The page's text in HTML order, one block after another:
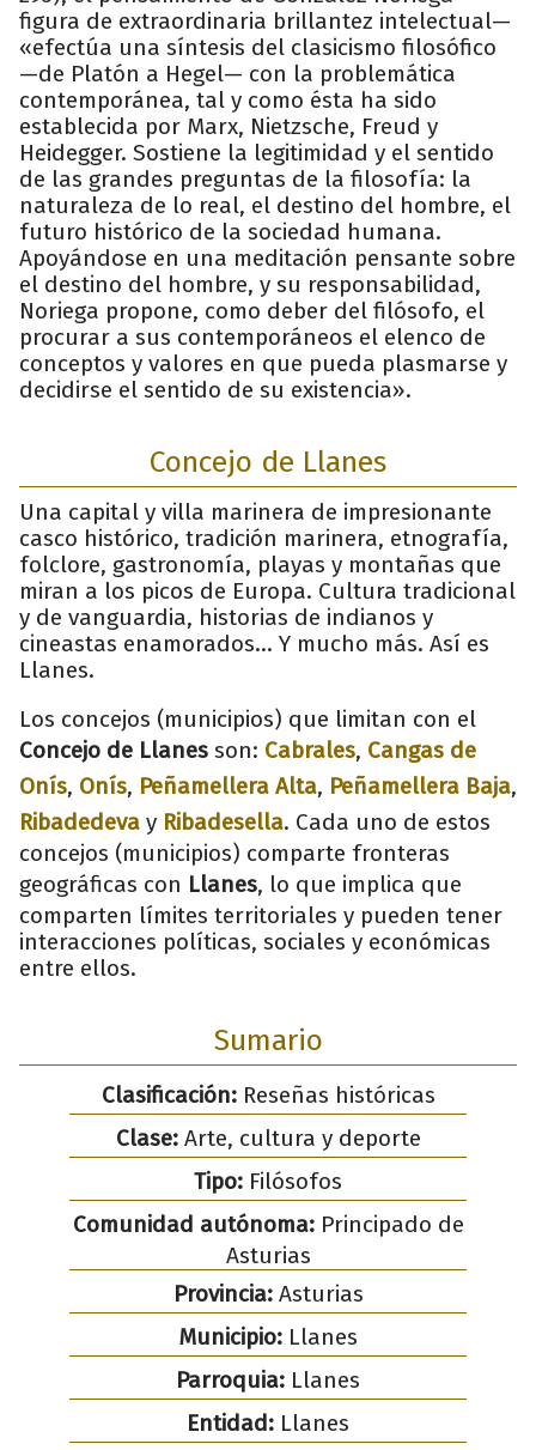
figura de extraordinaria brillantez intelectual—
«efectúa una síntesis del clasicismo filosófico
—de Platón a Hegel— con la problemática
contemporánea, tal y como ésta ha sido
establecida por Marx, Nietzsche, Freud y
Heidegger. Sostiene la legitimidad y el sentido
de las grandes preguntas de la filosofía: la
naturaleza de lo real, el destino del hombre, el
futuro histórico de la sociedad humana.
Apoyándose en una meditación pensante sobre
el destino del hombre, y su responsabilidad,
Noriega propone, como deber del filósofo, el
procurar a sus contemporáneos el elenco de
conceptos y valores en que pueda plasmarse y
decidirse el sentido de su existencia».
Concejo de Llanes
Una capital y villa marinera de impresionante
casco histórico, tradición marinera, etnografía,
folclore, gastronomía, playas y montañas que
miran a los picos de Europa. Cultura tradicional
y de vanguardia, historias de indianos y
cineastas enamorados... Y mucho más. Así es
Llanes.
Los concejos (municipios) que limitan con el
Concejo de Llanes son: Cabrales, Cangas de
Onís, Onís, Peñamellera Alta, Peñamellera Baja,
Ribadedeva y Ribadesella. Cada uno de estos
concejos (municipios) comparte fronteras
geográficas con Llanes, lo que implica que
comparten límites territoriales y pueden tener
interacciones políticas, sociales y económicas
entre ellos.
Sumario
Clasificación:Reseñas históricas
Clase:Arte, cultura y deporte
Tipo: Filósofos
Comunidad autónoma:Principado de
Asturias
Provincia:Asturias
Municipio: Llanes
Parroquia: Llanes
Entidad: Llanes